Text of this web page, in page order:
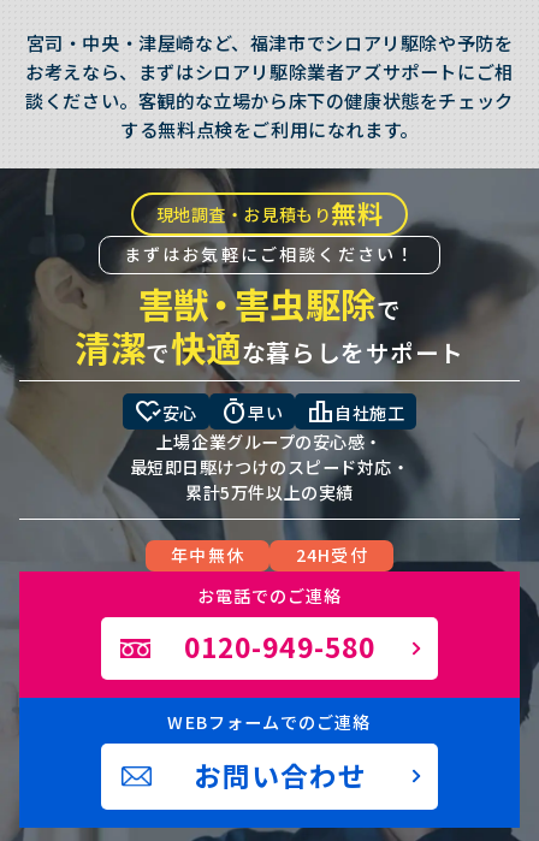
宮司・中央・津屋崎など、福津市でシロアリ駆除や予防を
お考えなら、まずはシロアリ駆除業者アズサポートにご相
談ください。客観的な立場から床下の健康状態をチェック
する無料点検をご利用になれます。
現地調査・お見積もり無料
まずはお気軽にご相談ください！
害獣・害虫駆除で
清潔で快適な暮らしをサポート
heart_check安心 timer早い leaderboard 自社施工
上場企業グループの安心感・
最短即日駆けつけのスピード対応・
累計5万件以上の実績
年中無休
24H受付
お電話でのご連絡
0120-949-580
WEBフォームでのご連絡
お問い合わせ